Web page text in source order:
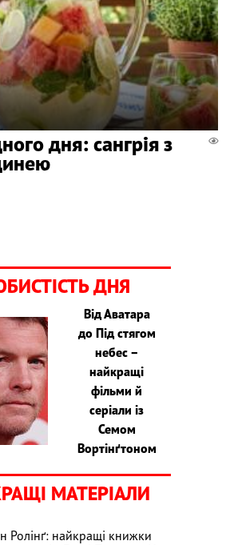
дня: сангрія з
ДНЯ
Від Аватара
до Під стягом
небес –
найкращі
фільми й
серіали із
Семом
Вортінґтоном
МАТЕРІАЛИ
Ролінґ: найкращі книжки